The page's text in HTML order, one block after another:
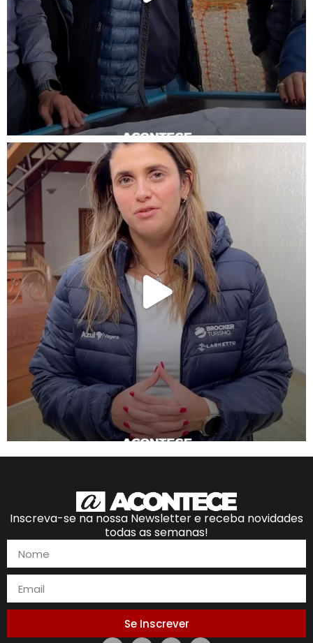
Inscreva-se na nossa Newsletter e receba novidades
todas as semanas!
Se Inscrever